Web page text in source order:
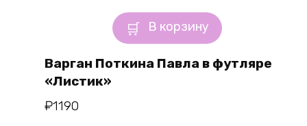
В корзину
Варган Поткина Павла в футляре
«Листик»
₽1190